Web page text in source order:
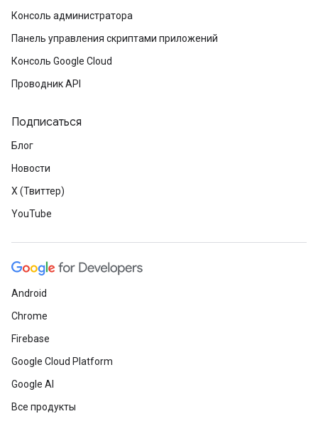
Консоль администратора
Панель управления скриптами приложений
Консоль Google Cloud
Проводник API
Подписаться
Блог
Новости
X (Твиттер)
YouTube
Android
Chrome
Firebase
Google Cloud Platform
Google AI
Все продукты